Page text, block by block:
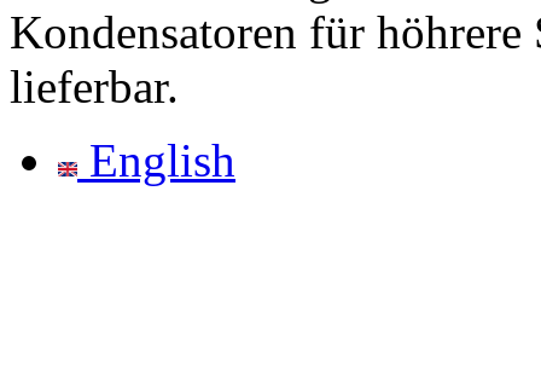
Kondensatoren für höhrere
lieferbar.
English